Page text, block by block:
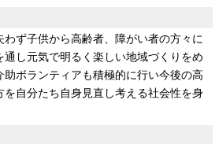
ず子供から高齢者、障がい者の方々に
し元気で明るく楽しい地域づくりをめ
ボランティアも積極的に行い今後の高
自分たち自身見直し考える社会性を身